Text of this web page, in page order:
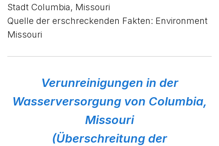
Stadt Columbia, Missouri
Quelle der erschreckenden Fakten: Environment
Missouri
Verunreinigungen in der
Wasserversorgung von Columbia,
Missouri
(Überschreitung der